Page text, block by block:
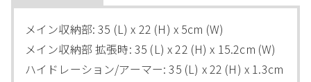
メイン収納部: 35 (L) x 22 (H) x 5cm (W)
メイン収納部 拡張時: 35 (L) x 22 (H) x 15.2cm (W)
ハイドレーション/アーマー: 35 (L) x 22 (H) x 1.3cm